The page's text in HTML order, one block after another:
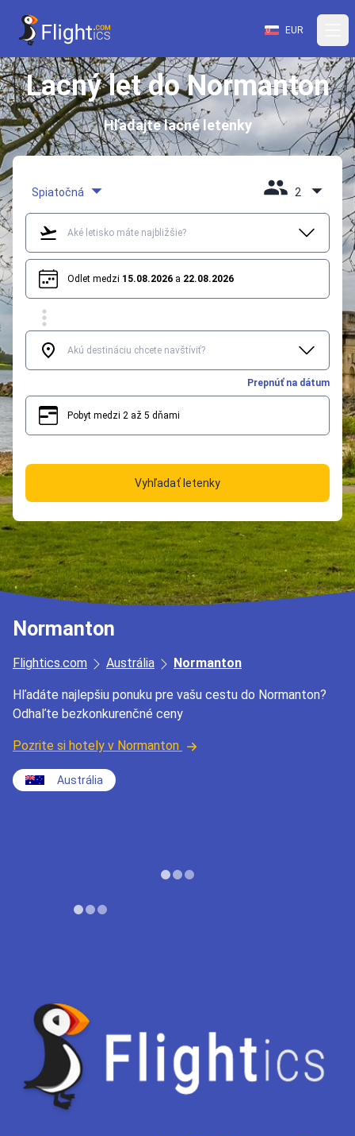
EUR
Lacný let do Normanton
Hľadajte lacné letenky
Spiatočná 2
Odlet medzi 15.08.2026 a 22.08.2026
Prepnúť na dátum
Pobyt medzi 2 až 5 dňami
Vyhľadať letenky
Normanton
Flightics.com Austrália Normanton
Hľadáte najlepšiu ponuku pre vašu cestu do Normanton?
Odhaľte bezkonkurenčné ceny
Pozrite si hotely v Normanton
Austrália